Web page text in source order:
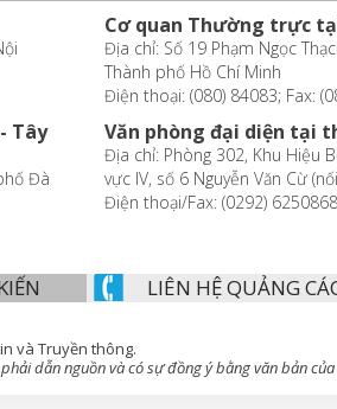
Tây
Đà
Cơ quan Thường trực
Địa chỉ: Số 19 Phạm Ngọc
Thành phố Hồ Chí Minh
Điện thoại: (080) 84083; Fax:
Văn phòng đại diện tại
Địa chỉ: Phòng 302, Khu Hiệu
vực IV, số 6 Nguyễn Văn Cừ
Điện thoại/Fax: (0292) 6250868
LIÊN HỆ QUẢNG
và Truyền thông.
phải dẫn nguồn và có sự đồng ý bằng văn bản